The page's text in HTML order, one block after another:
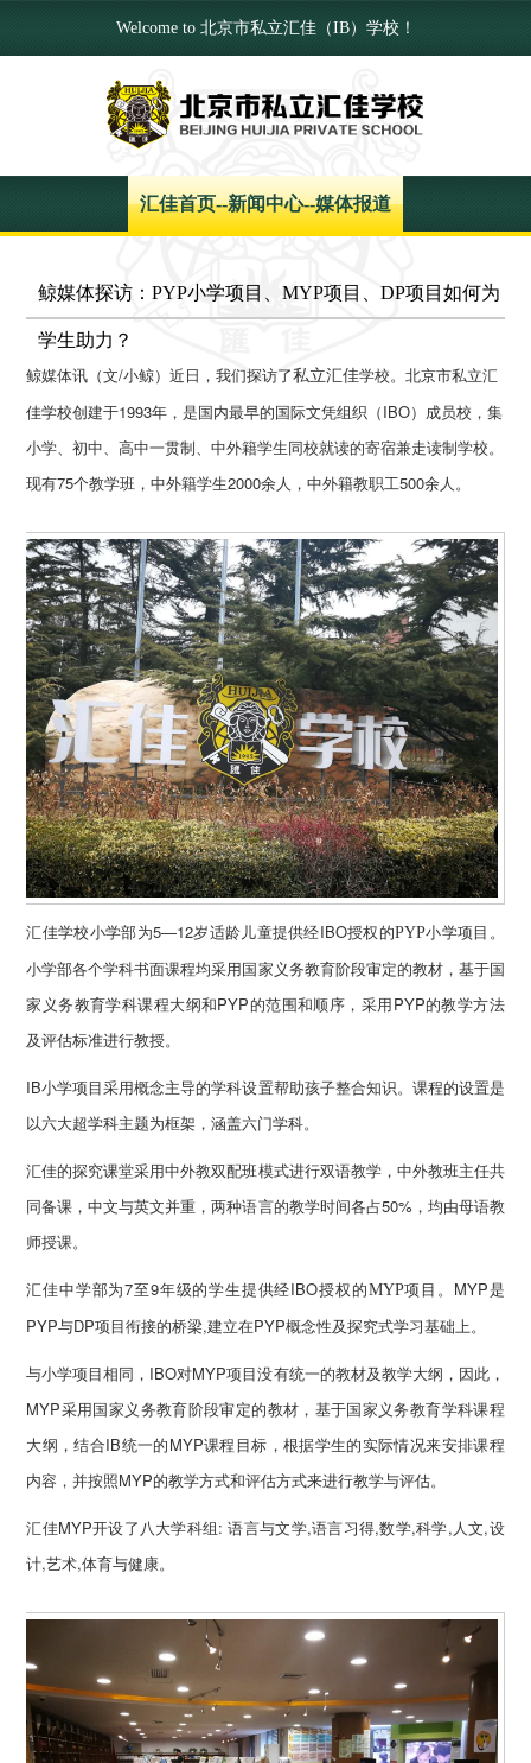
Welcome to 北京市私立汇佳（IB）学校！
汇佳首页--新闻中心--媒体报道
鲸媒体探访：PYP小学项目、MYP项目、DP项目如何为
学生助力？
鲸媒体讯（文/小鲸）近日，我们探访了私立汇佳学校。北京市私立汇
佳学校创建于1993年，是国内最早的国际文凭组织（IBO）成员校，集
小学、初中、高中一贯制、中外籍学生同校就读的寄宿兼走读制学校。
现有75个教学班，中外籍学生2000余人，中外籍教职工500余人。
汇佳学校小学部为5—12岁适龄儿童提供经IBO授权的PYP小学项目。
小学部各个学科书面课程均采用国家义务教育阶段审定的教材，基于国
家义务教育学科课程大纲和PYP的范围和顺序，采用PYP的教学方法
及评估标准进行教授。
IB小学项目采用概念主导的学科设置帮助孩子整合知识。课程的设置是
以六大超学科主题为框架，涵盖六门学科。
汇佳的探究课堂采用中外教双配班模式进行双语教学，中外教班主任共
同备课，中文与英文并重，两种语言的教学时间各占50%，均由母语教
师授课。
汇佳中学部为7至9年级的学生提供经IBO授权的MYP项目。MYP是
PYP与DP项目衔接的桥梁,建立在PYP概念性及探究式学习基础上。
与小学项目相同，IBO对MYP项目没有统一的教材及教学大纲，因此，
MYP采用国家义务教育阶段审定的教材，基于国家义务教育学科课程
大纲，结合IB统一的MYP课程目标，根据学生的实际情况来安排课程
内容，并按照MYP的教学方式和评估方式来进行教学与评估。
汇佳MYP开设了八大学科组: 语言与文学,语言习得,数学,科学,人文,设
计,艺术,体育与健康。